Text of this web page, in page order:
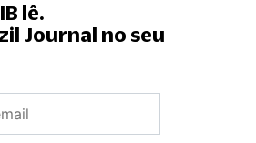
lê.
Journal no seu